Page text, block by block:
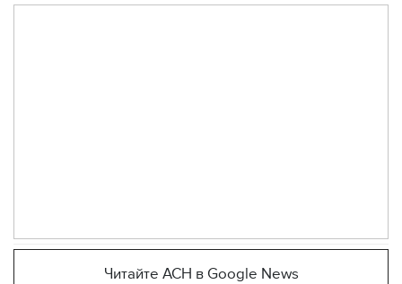
Читайте АСН в Google News